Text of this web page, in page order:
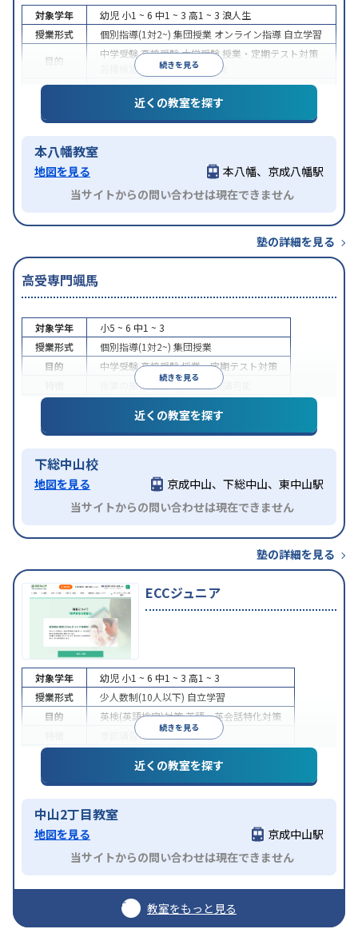
続きを見る
対象学年 幼児 小1 ~ 6 中1 ~ 3 高1 ~ 3 浪人生
授業形式
個別指導(1対2~) 集団授業 オンライン指導 自立学習
目的
中学受験高校受験大学受験 授業・定期テスト対策
各種検定対策
科目別特化対策
特徴
授業の振替可能1科目から受講可能
近くの教室を探す
本八幡教室
地図を見る
本八幡、京成八幡駅
当サイトからの問い合わせは現在できません
塾の詳細を見る
高受専門颯馬
続きを見る
対象学年 小5 ~ 6 中1 ~ 3
授業形式
個別指導(1対2~) 集団授業
目的
中学受験高校受験授業・定期テスト対策
授業の振替可能1科目から受講可能
近くの教室を探す
下総中山校
地図を見る
京成中山、下総中山、東中山駅
当サイトからの問い合わせは現在できません
塾の詳細を見る
ECCジュニア
続きを見る
対象学年 幼児 小1 ~ 6 中1 ~ 3 高1 ~ 3
授業形式
少人数制(10人以下) 自立学習
目的
英検(英語検定)対策英語・英会話特化対策
季節講習のみの受講可
近くの教室を探す
中山2丁目教室
地図を見る
京成中山駅
当サイトからの問い合わせは現在できません
教室をもっと見る